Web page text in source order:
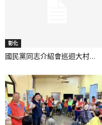
彰化
國民黨同志介紹會巡迴大村...